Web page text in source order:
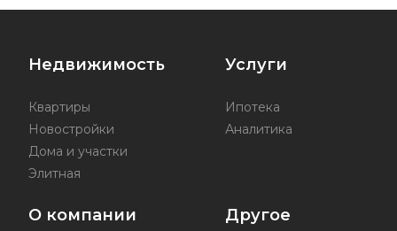
Недвижимость
Квартиры
Новостройки
Дома и участки
Элитная
Услуги
Ипотека
Аналитика
О компании Другое